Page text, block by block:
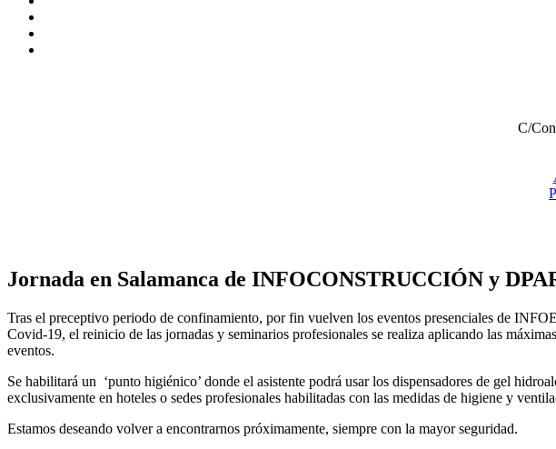
C/
Jornada en Salamanca de INFOCONSTRUCCIÓN y
Tras el preceptivo periodo de confinamiento, por fin vuelven los eventos presenciales de
Covid-19, el reinicio de las jornadas y seminarios profesionales se realiza aplicando las
eventos.
Se habilitará un ‘punto higiénico’ donde el asistente podrá usar los dispensadores de gel
exclusivamente en hoteles o sedes profesionales habilitadas con las medidas de higiene y
Estamos deseando volver a encontrarnos próximamente, siempre con la mayor seguridad.